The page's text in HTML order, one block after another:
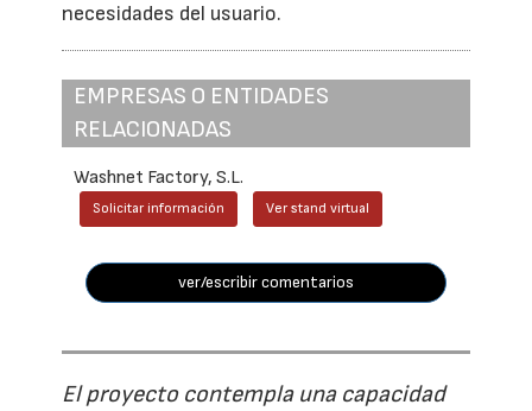
necesidades del usuario.
EMPRESAS O ENTIDADES
RELACIONADAS
Washnet Factory, S.L.
Solicitar información Ver stand virtual
ver/escribir comentarios
El proyecto contempla una capacidad